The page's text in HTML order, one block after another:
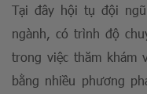
Tại đây hội tụ đội
ngành, có trình độ
trong việc thăm khám
bằng nhiều phương